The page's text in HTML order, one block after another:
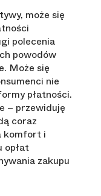
może się
polecenia
powodów
Może się
nie
płatności.
– przewiduję
coraz
komfort i
opłat
zakupu